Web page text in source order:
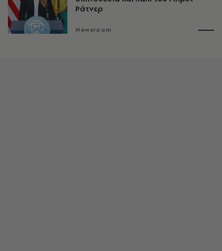
Ράτνερ
Newsroom